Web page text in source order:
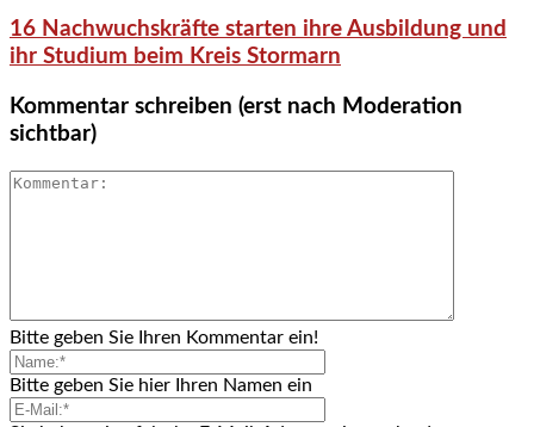
16 Nachwuchskräfte starten ihre Ausbildung und
ihr Studium beim Kreis Stormarn
Kommentar schreiben (erst nach Moderation
sichtbar)
Bitte geben Sie Ihren Kommentar ein!
Bitte geben Sie hier Ihren Namen ein